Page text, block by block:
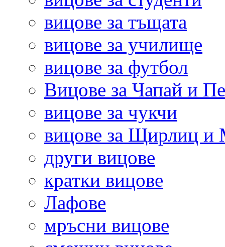
вицове за тъщата
вицове за училище
вицове за футбол
Вицове за Чапай и
вицове за чукчи
вицове за Щирлиц
други вицове
кратки вицове
Лафове
мръсни вицове